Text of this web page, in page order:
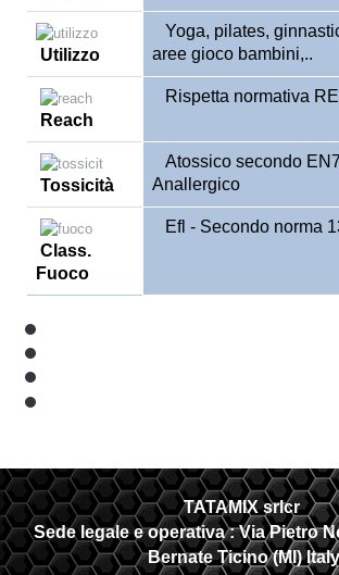
Utilizzo
Yoga, pilates,
aree gioco bambini,..
Reach
Rispetta normativa
Tossicità
Atossico secondo
Anallergico
Class.
Fuoco
Efl - Secondo norma
TATAMIX srlcr
Sede legale e operativa :Via Pietro
Bernate Ticino (MI) Italy